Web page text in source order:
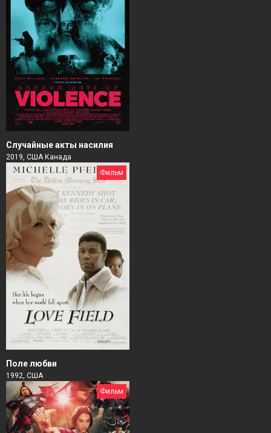
Случайные акты насилия
2019, США Канада
Фильм
Поле любви
1992, США
Фильм